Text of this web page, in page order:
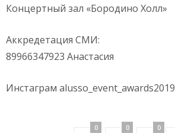
Концертный зал «Бородино Холл»
Аккредетация СМИ:
89966347923 Анастасия
Инстаграм alusso_event_awards2019
0 0 0